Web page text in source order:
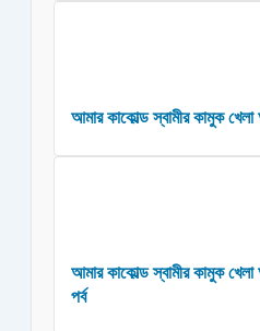
আমার কাকোল্ড স্বামীর কামুক
আমার কাকোল্ড স্বামীর কামুক
পর্ব